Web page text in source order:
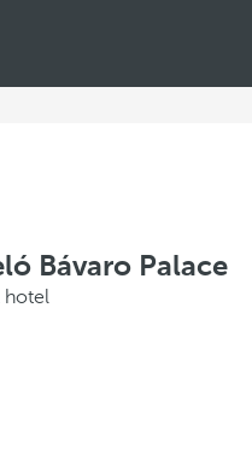
Bávaro Palace
hotel